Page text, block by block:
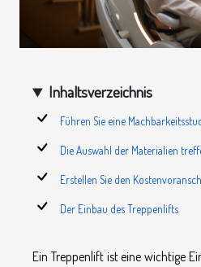
Inhaltsverzeichnis
Führen Sie eine
Die Auswahl der Materialien
Erstellen Sie den
Der Einbau des Treppenlifts
Ein Treppenlift ist eine wichtige